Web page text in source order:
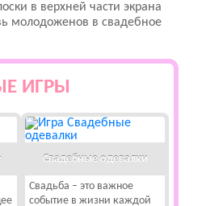
в верхней части экрана
молодоженов в свадебное
ИГРЫ
Свадебные одевалки
Свадьба – это важное
событие в жизни каждой